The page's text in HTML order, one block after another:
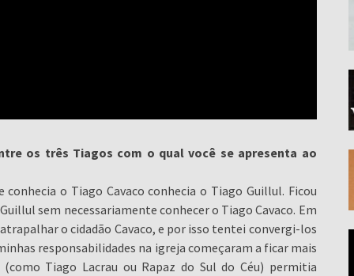
os três Tiagos com o qual você se apresenta ao
o Tiago Cavaco conhecia o Tiago Guillul. Ficou
sem necessariamente conhecer o Tiago Cavaco. Em
o cidadão Cavaco, e por isso tentei convergi-los
responsabilidades na igreja começaram a ficar mais
Tiago Lacrau ou Rapaz do Sul do Céu) permitia